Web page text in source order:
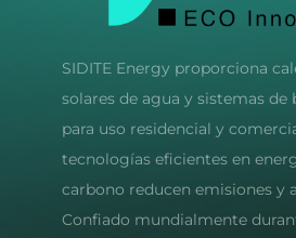
SIDITE Energy proporciona
solares de agua y sistemas de
para uso residencial y
tecnologías eficientes en
carbono reducen emisiones y
Confiado mundialmente